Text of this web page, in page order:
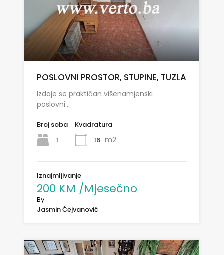
POSLOVNI PROSTOR, STUPINE, TUZLA
Izdaje se praktičan višenamjenski
poslovni…
Broj soba
1
Kvadratura
16 m2
Iznajmljivanje
200 KM /Mjesečno
By
Jasmin Ćejvanović